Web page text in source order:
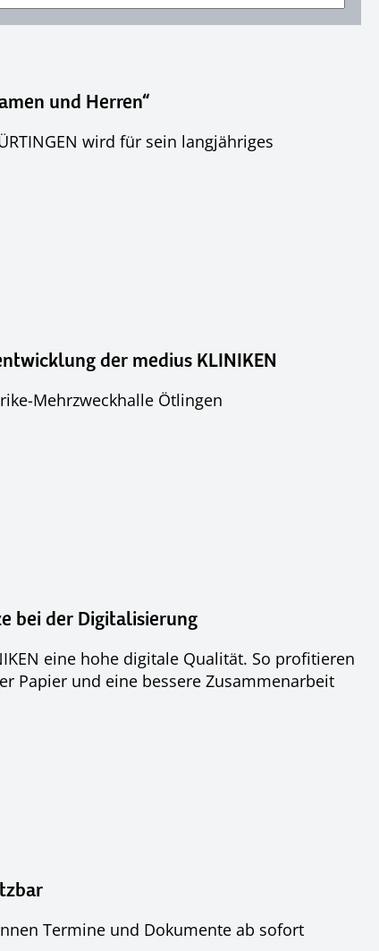
und Herren“
wird für sein langjähriges
der medius KLINIKEN
Mehrzweckhalle Ötlingen
bei der Digitalisierung
eine hohe digitale Qualität. So profitieren
Papier und eine bessere Zusammenarbeit
Termine und Dokumente ab sofort